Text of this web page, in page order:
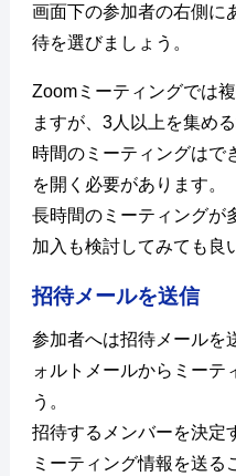
画面下の参加者の右側に
待を選びましょう。
Zoomミーティングでは
ますが、3人以上を集め
時間のミーティングはで
を開く必要があります。
長時間のミーティングが
加入も検討してみても良
招待メールを送信
参加者へは招待メールを
ォルトメールからミーテ
う。
招待するメンバーを決定
ミーティング情報を送る